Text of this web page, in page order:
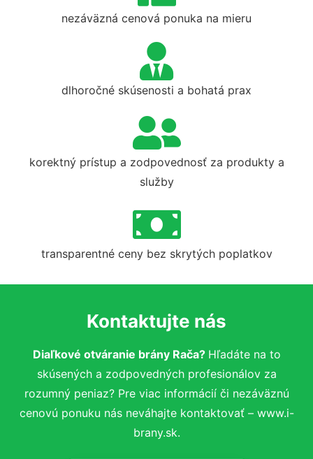
nezáväzná cenová ponuka na mieru
dlhoročné skúsenosti a bohatá prax
korektný prístup a zodpovednosť za produkty a
služby
transparentné ceny bez skrytých poplatkov
Kontaktujte nás
Diaľkové otváranie brány Rača? Hľadáte na to
skúsených a zodpovedných profesionálov za
rozumný peniaz? Pre viac informácií či nezáväznú
cenovú ponuku nás neváhajte kontaktovať – www.i-
brany.sk.